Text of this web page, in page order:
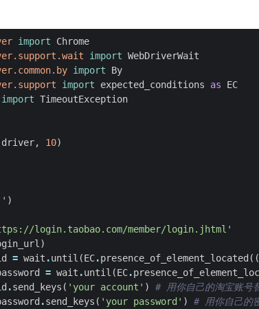
import
Chrome
import WebDriverWait
import
By
import expected_conditions as
EC
import TimeoutException
driver, 10)
)
login.taobao.com/member/login.jhtml'
)
= wait .until (EC.presence_of_element_located ((
= wait .until (EC.
.send_keys ( 'your account' )
# 用你自己的淘宝账号
.send_keys ( 'your password' )
# 用你自己的